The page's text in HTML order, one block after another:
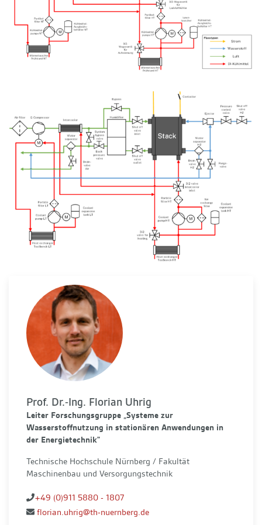
Prof. Dr.-Ing. Florian Uhrig
Leiter Forschungsgruppe „Systeme zur
Wasserstoffnutzung in stationären Anwendungen in
der Energietechnik"
Technische Hochschule Nürnberg / Fakultät
Maschinenbau und Versorgungstechnik
+49 (0)911 5880 - 1807
florian.uhrig@th-nuernberg.de